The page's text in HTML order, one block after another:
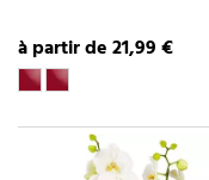
à partir de 21,99 €